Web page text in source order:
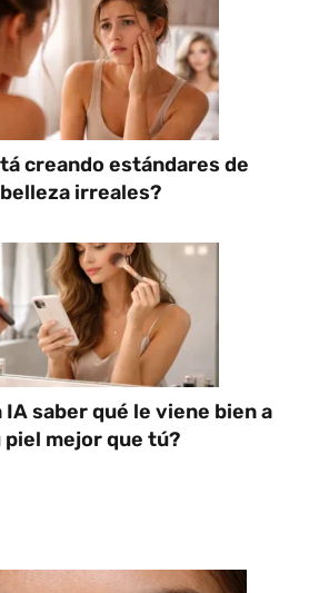
creando estándares de
belleza irreales?
IA saber qué le viene bien a
piel mejor que tú?